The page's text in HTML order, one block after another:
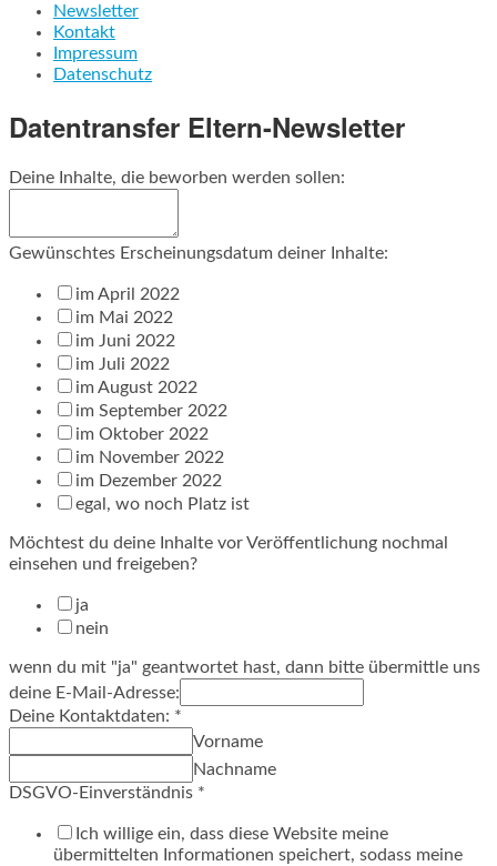
Newsletter
Kontakt
Impressum
Datenschutz
Datentransfer Eltern-Newsletter
Deine Inhalte, die beworben werden sollen:
Gewünschtes Erscheinungsdatum deiner Inhalte:
im April 2022
im Mai 2022
im Juni 2022
im Juli 2022
im August 2022
im September 2022
im Oktober 2022
im November 2022
im Dezember 2022
egal, wo noch Platz ist
Möchtest du deine Inhalte vor Veröffentlichung nochmal
einsehen und freigeben?
ja
nein
wenn du mit "ja" geantwortet hast, dann bitte übermittle uns
deine E-Mail-Adresse:
Deine Kontaktdaten: *
Vorname
Nachname
DSGVO-Einverständnis *
Ich willige ein, dass diese Website meine
übermittelten Informationen speichert, sodass meine